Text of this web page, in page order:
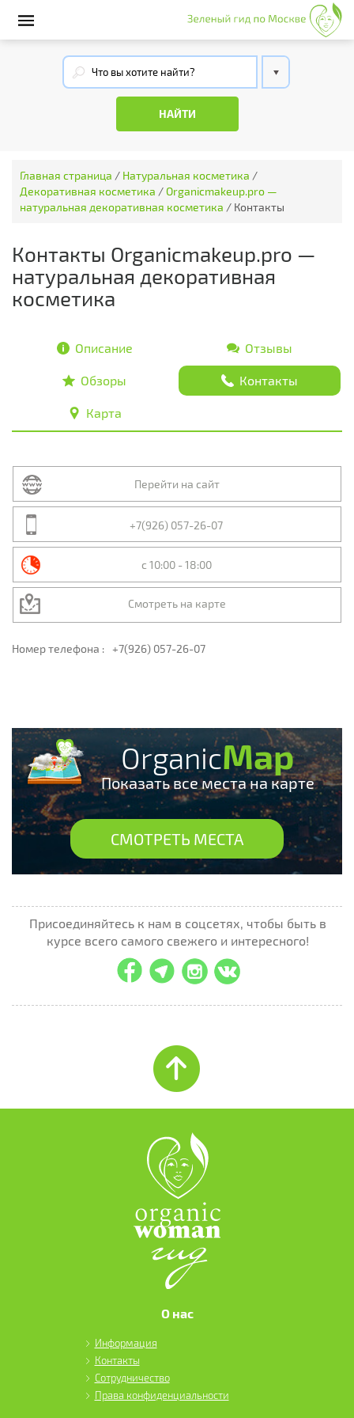
Главная страница / Натуральная косметика /
Декоративная косметика /Organicmakeup.pro —
натуральная декоративная косметика / Контакты
Контакты Organicmakeup.pro —
натуральная декоративная
косметика
Описание Отзывы
Обзоры Контакты
Карта
Перейти на сайт
+7(926) 057-26-07
с 10:00 - 18:00
Смотреть на карте
Номер телефона : +7(926) 057-26-07
OrganicMap
Показать все места на карте
СМОТРЕТЬ МЕСТА
Присоединяйтесь к нам в соцсетях, чтобы быть в
курсе всего самого свежего и интересного!
О нас
Информация
Контакты
Сотрудничество
Права конфиденциальности